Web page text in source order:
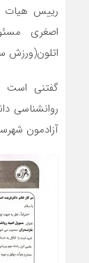
رییس هیات
اصغری
اتلون(ورزش
گفتنی است
روانشناسی
آزادمون